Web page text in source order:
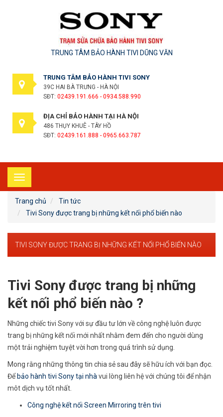
TRUNG TÂM BẢO HÀNH TIVI DŨNG VĂN
TRUNG TÂM BẢO HÀNH TIVI SONY
39C HAI BÀ TRƯNG - HÀ NỘI
SĐT: 02439.191.666 - 0934.588.990
ĐỊA CHỈ BẢO HÀNH TẠI HÀ NỘI
486 THỤY KHUÊ - TÂY HỒ
SĐT: 02439.161.888 - 0965.663.787
Toggle
navigation
Trang chủ
Tin tức
Tivi Sony được trang bị những kết nối phổ biến nào
TIVI SONY ĐƯỢC TRANG BỊ NHỮNG KẾT NỐI PHỔ BIẾN NÀO
Tivi Sony được trang bị những
kết nối phổ biến nào ?
Những chiếc tivi Sony với sự đầu tư lớn về công nghệ luôn được
trang bị những kết nối mới nhất nhằm đem đến cho người dùng
một trải nghiệm tuyệt vời hơn trong quá trình sử dụng.
Mong rằng những thông tin chia sẻ sau đây sẽ hữu ích với bạn đọc.
Để bảo hành tivi Sony tại nhà vui lòng liên hệ với chúng tôi để nhận
môt dịch vụ tốt nhất.
Công nghệ kết nối Screen Mirroring trên tivi